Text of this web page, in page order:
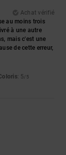
Achat vérifié
au moins trois
à une autre
mais c'est une
de cette erreur,
: 5/5